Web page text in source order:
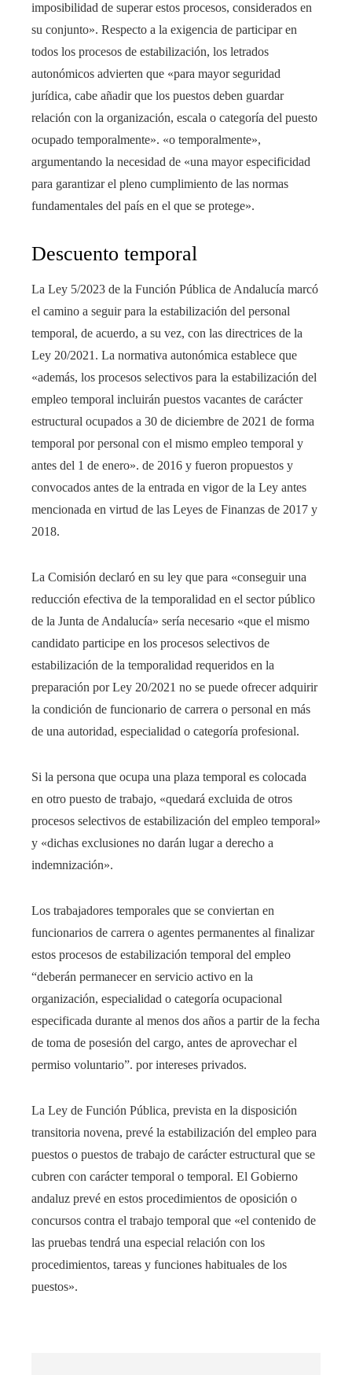
imposibilidad de superar estos procesos, considerados en
su conjunto». Respecto a la exigencia de participar en
todos los procesos de estabilización, los letrados
autonómicos advierten que «para mayor seguridad
jurídica, cabe añadir que los puestos deben guardar
relación con la organización, escala o categoría del puesto
ocupado temporalmente». «o temporalmente»,
argumentando la necesidad de «una mayor especificidad
para garantizar el pleno cumplimiento de las normas
fundamentales del país en el que se protege».
Descuento temporal
La Ley 5/2023 de la Función Pública de Andalucía marcó
el camino a seguir para la estabilización del personal
temporal, de acuerdo, a su vez, con las directrices de la
Ley 20/2021. La normativa autonómica establece que
«además, los procesos selectivos para la estabilización del
empleo temporal incluirán puestos vacantes de carácter
estructural ocupados a 30 de diciembre de 2021 de forma
temporal por personal con el mismo empleo temporal y
antes del 1 de enero». de 2016 y fueron propuestos y
convocados antes de la entrada en vigor de la Ley antes
mencionada en virtud de las Leyes de Finanzas de 2017 y
2018.
La Comisión declaró en su ley que para «conseguir una
reducción efectiva de la temporalidad en el sector público
de la Junta de Andalucía» sería necesario «que el mismo
candidato participe en los procesos selectivos de
estabilización de la temporalidad requeridos en la
preparación por Ley 20/2021 no se puede ofrecer adquirir
la condición de funcionario de carrera o personal en más
de una autoridad, especialidad o categoría profesional.
Si la persona que ocupa una plaza temporal es colocada
en otro puesto de trabajo, «quedará excluida de otros
procesos selectivos de estabilización del empleo temporal»
y «dichas exclusiones no darán lugar a derecho a
indemnización».
Los trabajadores temporales que se conviertan en
funcionarios de carrera o agentes permanentes al finalizar
estos procesos de estabilización temporal del empleo
“deberán permanecer en servicio activo en la
organización, especialidad o categoría ocupacional
especificada durante al menos dos años a partir de la fecha
de toma de posesión del cargo, antes de aprovechar el
permiso voluntario”. por intereses privados.
La Ley de Función Pública, prevista en la disposición
transitoria novena, prevé la estabilización del empleo para
puestos o puestos de trabajo de carácter estructural que se
cubren con carácter temporal o temporal. El Gobierno
andaluz prevé en estos procedimientos de oposición o
concursos contra el trabajo temporal que «el contenido de
las pruebas tendrá una especial relación con los
procedimientos, tareas y funciones habituales de los
puestos».